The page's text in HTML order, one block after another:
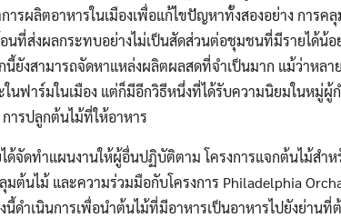
ารผลิตอาหารในเมืองเพื่อแก้ไขปัญหาทั้งสองอย่าง การ
นที่ส่งผลกระทบอย่างไม่เป็นสัดส่วนต่อชุมชนที่มีรายได้น้อ
ยังสามารถจัดหาแหล่งผลิตผลสดที่จำเป็นมาก แม้ว่าหลา
นฟาร์มในเมือง แต่ก็มีอีกวิธีหนึ่งที่ได้รับความนิยมในหมู่ผู้
ารปลูกต้นไม้ที่ให้อาหาร
ด้จัดทำแผนงานให้ผู้อื่นปฏิบัติตาม โครงการแจกต้นไม้ส
ต้นไม้ และความร่วมมือกับโครงการ Philadelphia
นี้ดำเนินการเพื่อนำต้นไม้ที่มีอาหารเป็นอาหารไปยังย่านที่